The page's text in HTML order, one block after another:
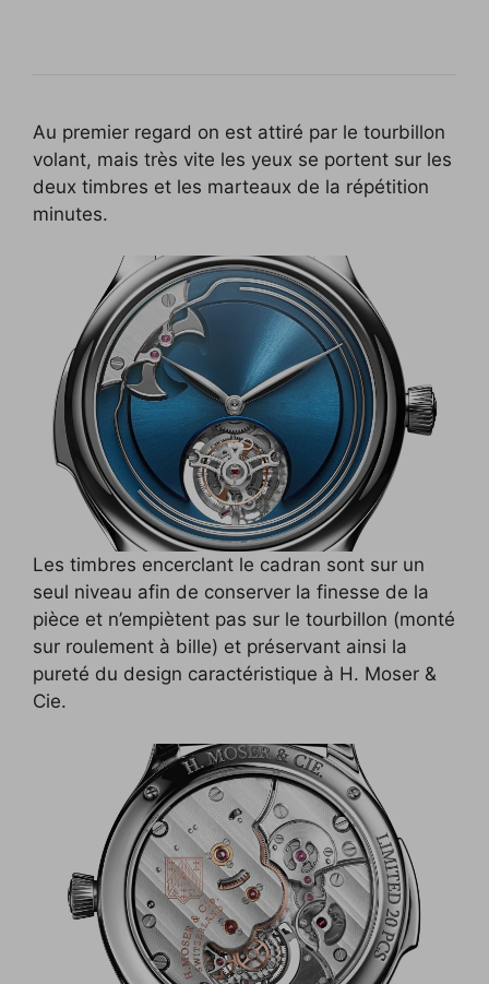
Au premier regard on est attiré par le tourbillon
volant, mais très vite les yeux se portent sur les
deux timbres et les marteaux de la répétition
minutes.
Les timbres encerclant le cadran sont sur un
seul niveau afin de conserver la finesse de la
pièce et n’empiètent pas sur le tourbillon (monté
sur roulement à bille) et préservant ainsi la
pureté du design caractéristique à H. Moser &
Cie.